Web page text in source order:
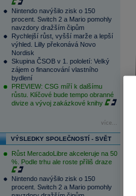
Nintendo navýšilo zisk o 150
procent. Switch 2 a Mario pomohly
navzdory dražším čipům
Rychlejší růst, vyšší marže a lepší
výhled. Lilly překonává Novo
Nordisk
Skupina ČSOB v 1. pololetí: Velký
zájem o financování vlastního
bydlení
PREVIEW: CSG míří k dalšímu
růstu. Klíčové bude tempo obranné
divize a vývoj zakázkové knihy
více...
VÝSLEDKY SPOLEČNOSTÍ - SVĚT
Růst MercadoLibre akceleruje na 50
%. Podle trhu ale roste příliš draze
Nintendo navýšilo zisk o 150
procent. Switch 2 a Mario pomohly